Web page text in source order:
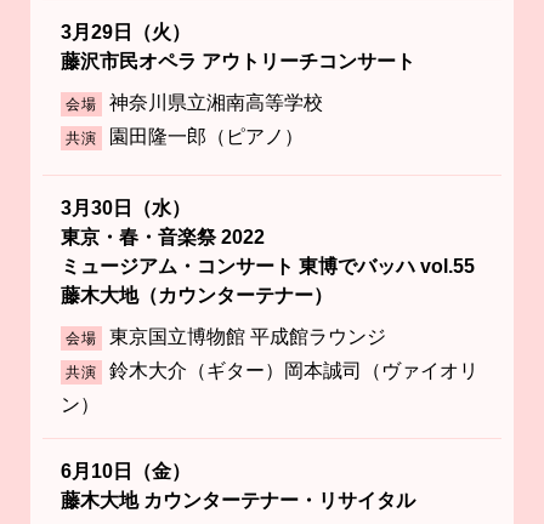
3月29日（火）
藤沢市民オペラ アウトリーチコンサート
会場 神奈川県立湘南高等学校
共演 園田隆一郎（ピアノ）
3月30日（水）
東京・春・音楽祭 2022
ミュージアム・コンサート 東博でバッハ vol.55
藤木大地（カウンターテナー）
会場 東京国立博物館 平成館ラウンジ
共演
鈴木大介（ギター）岡本誠司（ヴァイオリ
ン）
6月10日（金）
藤木大地 カウンターテナー・リサイタル